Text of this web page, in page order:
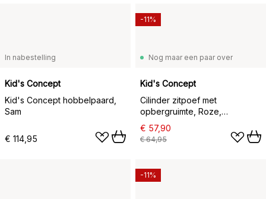
In nabestelling
Kid's Concept
Kid's Concept hobbelpaard,
Sam
€ 114,95
Nog maar een paar over
Kid's Concept
Cilinder zitpoef met
opbergruimte, Roze,
Ø40x30,5 cm
€ 57,90
€ 64,95
-11%
-11%